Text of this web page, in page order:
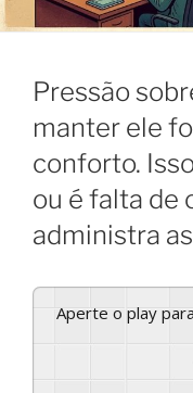
Pressão
manter ele
conforto.
ou é falta de
administra
Aperte o play